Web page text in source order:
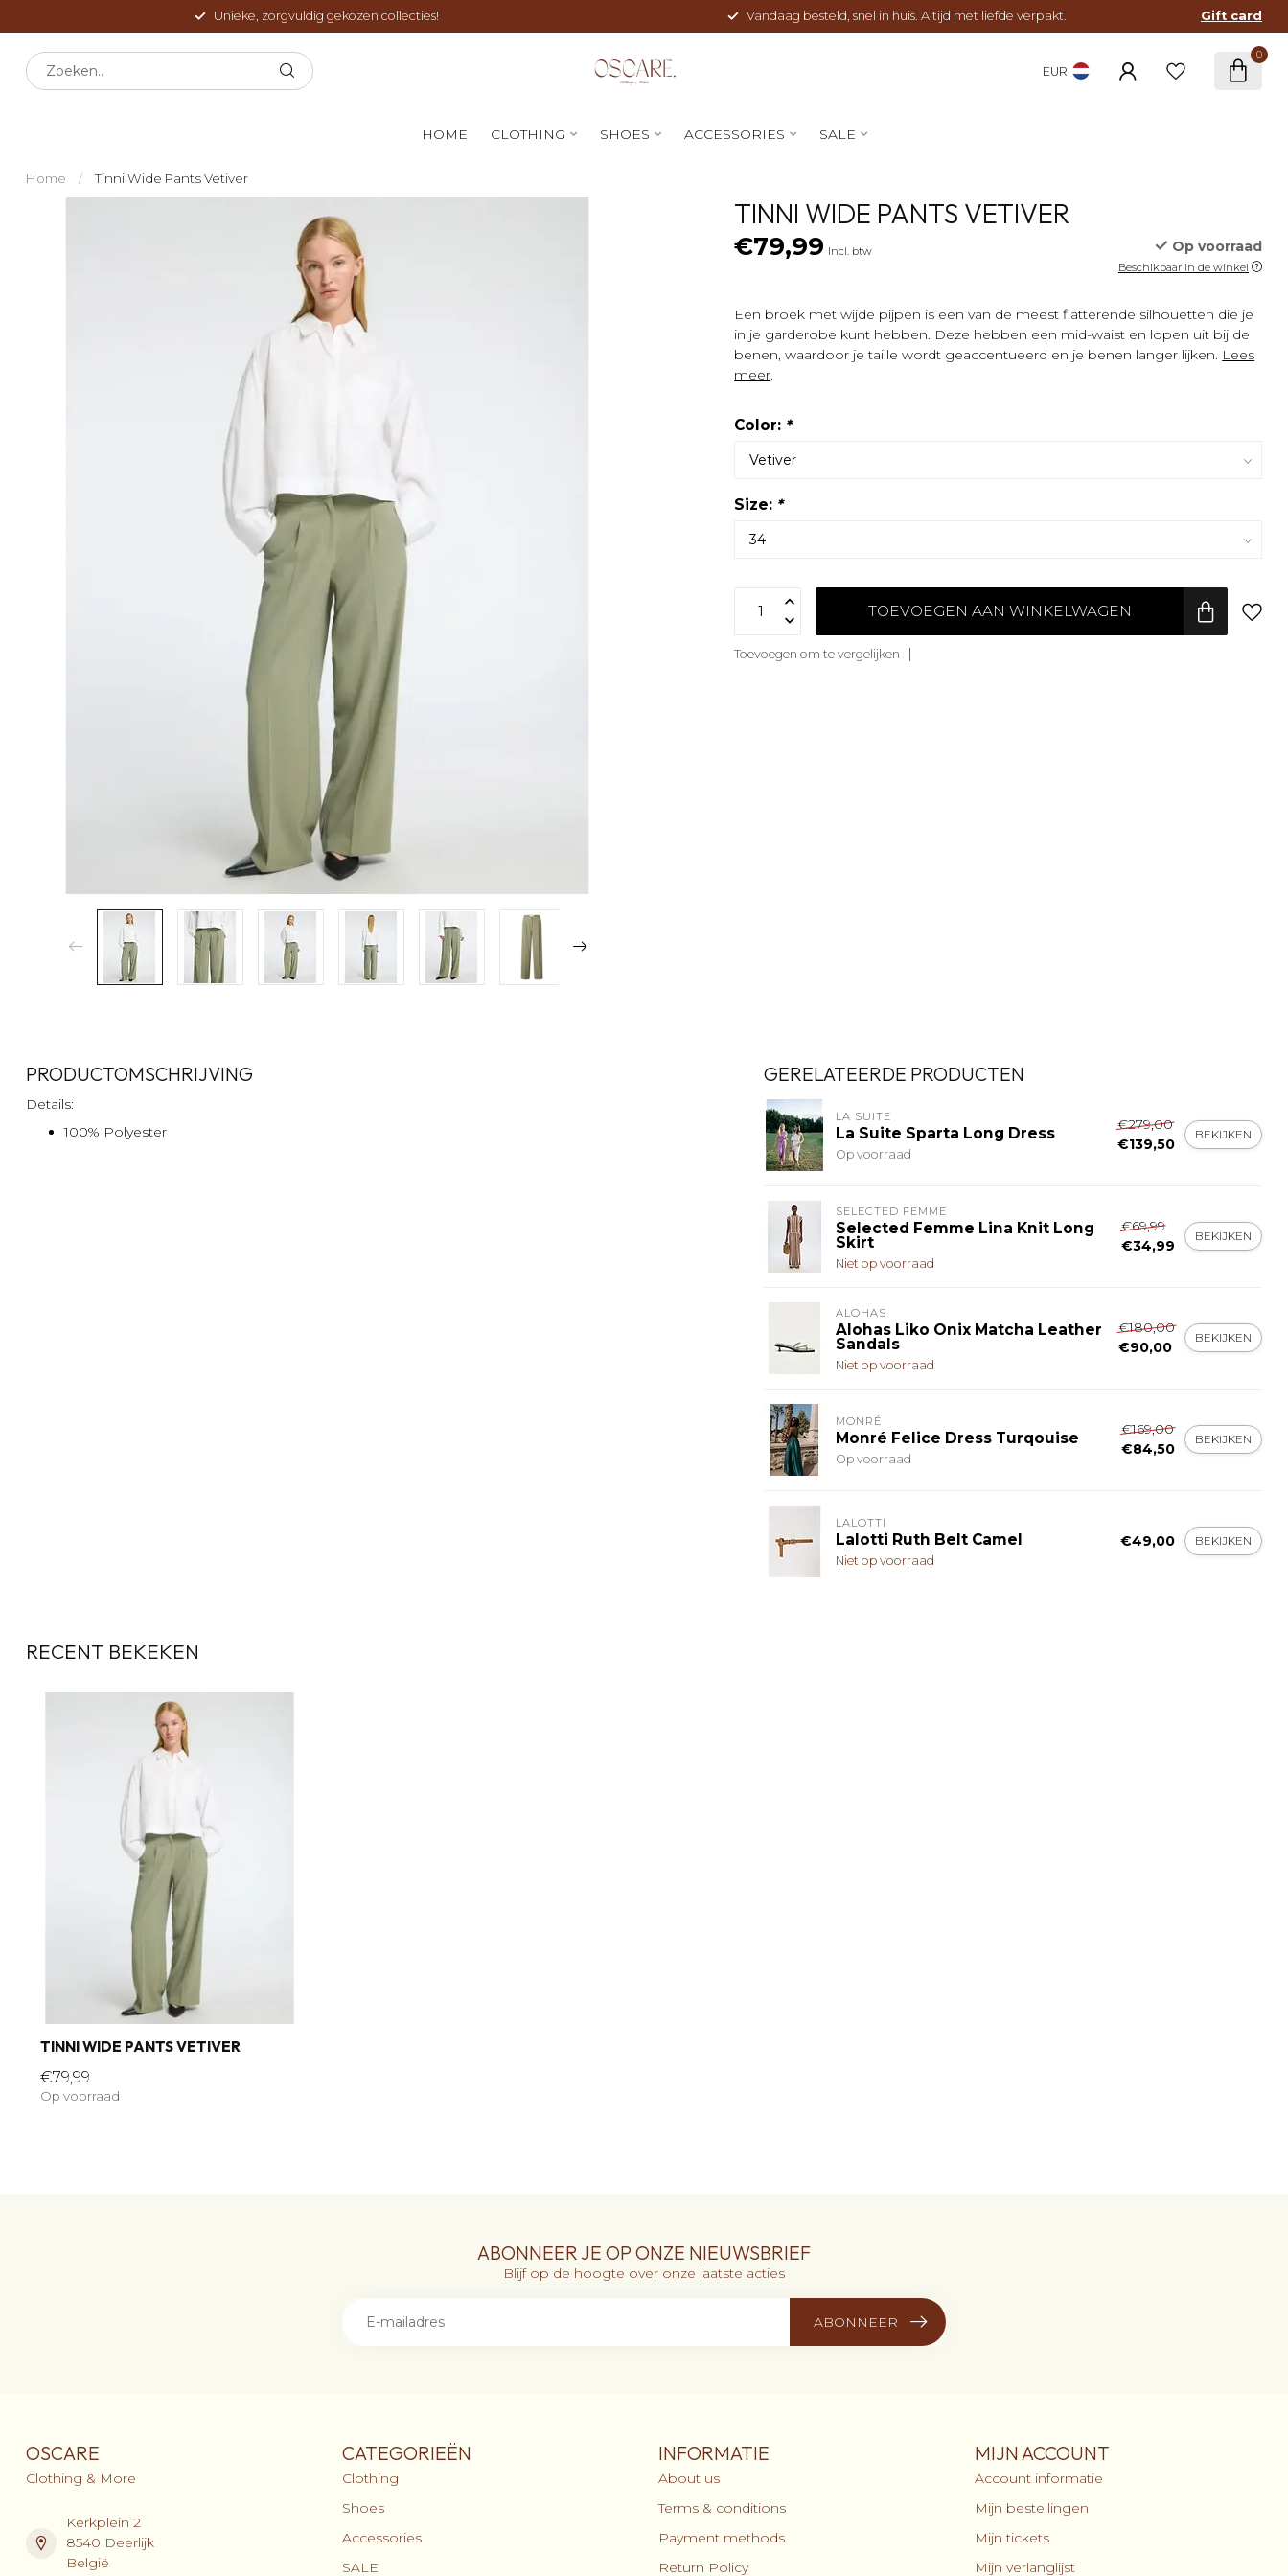
Unieke, zorgvuldig gekozen collecties! Vandaag besteld, snel in huis. Altijd met liefde verpakt. Gift card
EUR
0
HOME CLOTHING SHOES ACCESSORIES SALE
Home / Tinni Wide Pants Vetiver
TINNI WIDE PANTS VETIVER
€79,99 Incl. btw Op voorraad
Beschikbaar in de winkel
Een broek met wijde pijpen is een van de meest flatterende silhouetten die je
in je garderobe kunt hebben. Deze hebben een mid-waist en lopen uit bij de
benen, waardoor je taille wordt geaccentueerd en je benen langer lijken. Lees
meer.
Color: *
Size: *
TOEVOEGEN AAN WINKELWAGEN
Toevoegen om te vergelijken
PRODUCTOMSCHRIJVING
Details:
100% Polyester
GERELATEERDE PRODUCTEN
LA SUITE
La Suite Sparta Long Dress
Op voorraad
€279,00
€139,50
BEKIJKEN
SELECTED FEMME
Selected Femme Lina Knit Long
Skirt
Niet op voorraad
€69,99
€34,99
BEKIJKEN
ALOHAS
Alohas Liko Onix Matcha Leather
Sandals
Niet op voorraad
€180,00
€90,00
BEKIJKEN
MONRÉ
Monré Felice Dress Turqouise
Op voorraad
€169,00
€84,50
BEKIJKEN
LALOTTI
Lalotti Ruth Belt Camel
Niet op voorraad
€49,00 BEKIJKEN
RECENT BEKEKEN
TINNI WIDE PANTS VETIVER
€79,99
Op voorraad
ABONNEER JE OP ONZE NIEUWSBRIEF
Blijf op de hoogte over onze laatste acties
ABONNEER
OSCARE
Clothing & More
Kerkplein 2
8540 Deerlijk
België
CATEGORIEËN
Clothing
Shoes
Accessories
SALE
INFORMATIE
About us
Terms & conditions
Payment methods
Return Policy
MIJN ACCOUNT
Account informatie
Mijn bestellingen
Mijn tickets
Mijn verlanglijst